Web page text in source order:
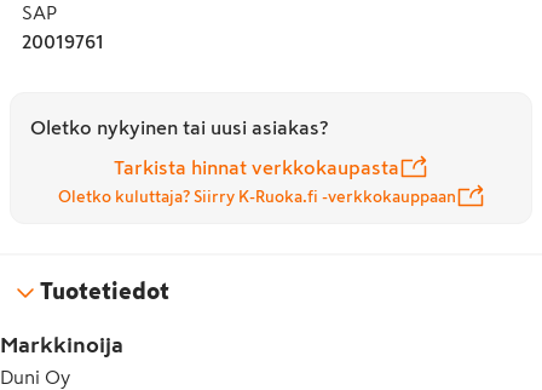
SAP
20019761
Oletko nykyinen tai uusi asiakas?
Tarkista hinnat verkkokaupasta
Oletko kuluttaja? Siirry K-Ruoka.fi -verkkokauppaan
Tuotetiedot
Markkinoija
Duni Oy